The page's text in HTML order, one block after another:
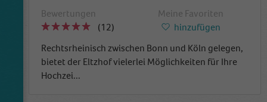
Bewertungen
(12)
Meine Favoriten
hinzufügen
Rechtsrheinisch zwischen Bonn und Köln gelegen,
bietet der Eltzhof vielerlei Möglichkeiten für Ihre
Hochzei...